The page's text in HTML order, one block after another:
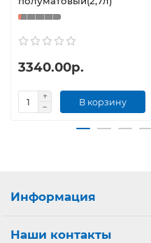
3340.00р.
В корзину
Информация
Наши контакты